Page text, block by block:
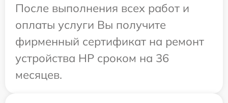
После выполнения всех работ и
оплаты услуги Вы получите
фирменный сертификат на ремонт
устройства HP сроком на 36
месяцев.